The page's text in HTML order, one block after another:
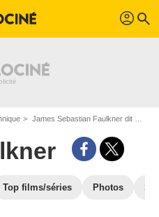
profil search
James Sebastian Faulkner dit James Faulkner
Top films/séries Photos